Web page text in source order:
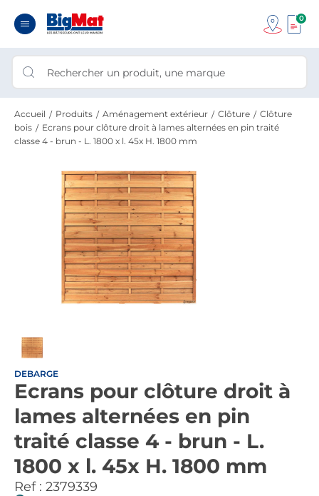
0
Accueil Produits Aménagement extérieur Clôture
Clôture
bois
Ecrans pour clôture droit à lames alternées en pin traité
classe 4 - brun - L. 1800 x l. 45x H. 1800 mm
DEBARGE
Ecrans pour clôture droit à
lames alternées en pin
traité classe 4 - brun - L.
1800 x l. 45x H. 1800 mm
Ref : 2379339